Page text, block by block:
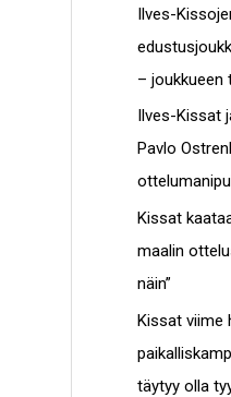
c
h
f
o
r
Ilves-
– joukkueen
Ilves-Kissat
Pavlo
Kissat
maalin
näin”
Kissat viime
täytyy olla
t
o